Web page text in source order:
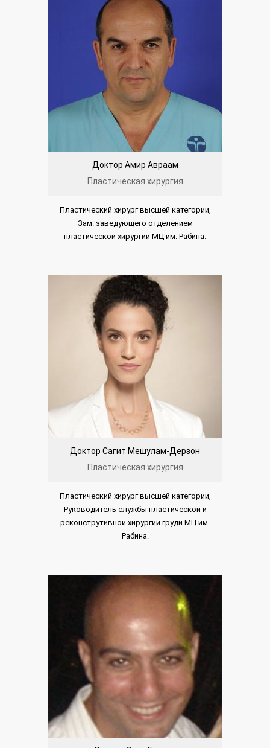
Доктор Амир Авраам
Пластическая хирургия
Пластический хирург высшей категории,
Зам. заведующего отделением
пластической хирургии МЦ им. Рабина.
Доктор Сагит Мешулам-Дерзон
Пластическая хирургия
Пластический хирург высшей категории,
Руководитель службы пластической и
реконструтивной хирургии груди МЦ им.
Рабина.